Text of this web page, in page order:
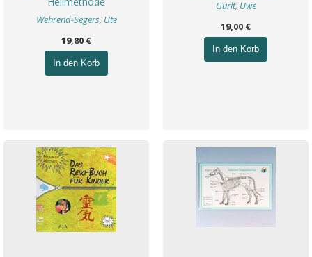
Wehrend-Segers, Ute
19,80 €
In den Korb
Gurlt, Uwe
19,00 €
In den Korb